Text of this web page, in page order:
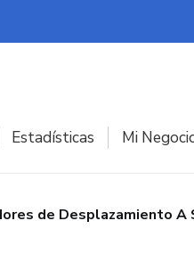
Estadísticas Mi
de Desplazamiento